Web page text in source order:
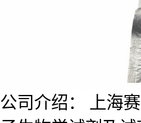
公司介绍： 上海